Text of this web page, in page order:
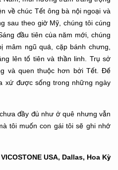
về chúc Tết ông bà nội ngoại và
sau theo giờ Mỹ, chúng tôi cúng
đầu tiên của năm mới, chúng
ngũ quả, cặp bánh chưng,
lên tổ tiên và thần linh. Trụ sở
và quen thuộc hơn bởi Tết. Để
xứ được sống trong những ngày
đầy đủ như ở quê nhưng vẫn
tôi muốn con gái tôi sẽ ghi nhớ
USA, Dallas, Hoa Kỳ